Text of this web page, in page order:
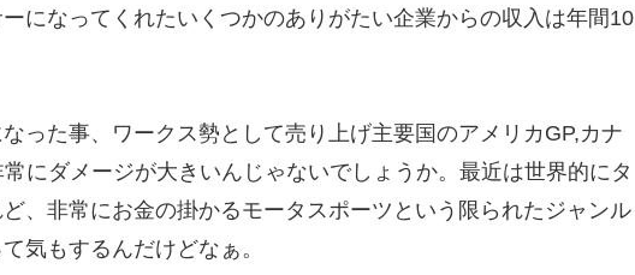
になってくれたいくつかのありがたい企業からの収入は年間10
った事、ワークス勢として売り上げ主要国のアメリカGP,カナ
にダメージが大きいんじゃないでしょうか。最近は世界的にタ
、非常にお金の掛かるモータスポーツという限られたジャンル
気もするんだけどなぁ。